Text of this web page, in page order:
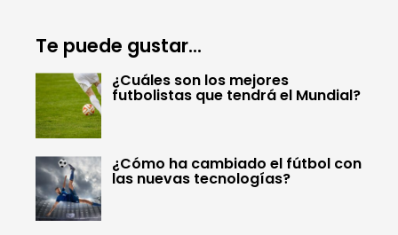
Te puede gustar...
¿Cuáles son los mejores
futbolistas que tendrá el Mundial?
¿Cómo ha cambiado el fútbol con
las nuevas tecnologías?